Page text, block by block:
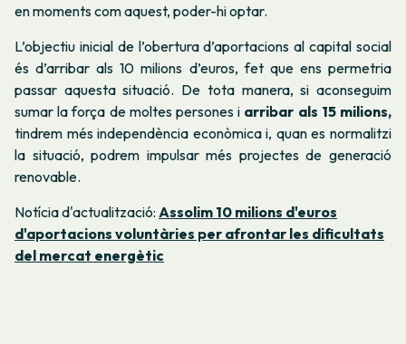
en moments com aquest, poder-hi optar.
L’objectiu inicial de l’obertura d’aportacions al capital social
és d’arribar als 10 milions d’euros, fet que ens permetria
passar aquesta situació. De tota manera, si aconseguim
sumar la força de moltes persones i arribar als 15 milions,
tindrem més independència econòmica i, quan es normalitzi
la situació, podrem impulsar més projectes de generació
renovable.
Notícia d'actualització: Assolim 10 milions d'euros
d'aportacions voluntàries per afrontar les dificultats
del mercat energètic